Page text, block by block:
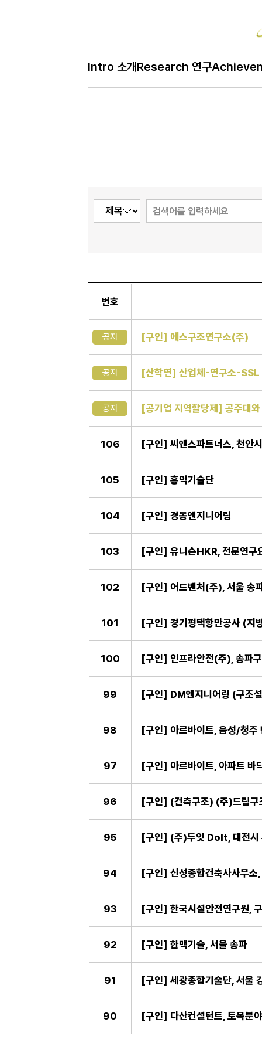
Intro 소개 Research 연구
번호
공지 [구인] 에스구조연구소(주)
공지 [산학연] 산업체-연구소-SSL
공지 [공기업 지역할당제] 공주대
106 [구인] 씨앤스파트너스, 천안
105 [구인] 홍익기술단
104 [구인] 경동엔지니어링
103 [구인] 유니슨HKR, 전문연구
102 [구인] 어드벤처(주), 서울 송
101 [구인] 경기평택항만공사 (지
100 [구인] 인프라안전(주), 송파구
99
98 [구인] 아르바이트, 음성/청주
97 [구인] 아르바이트, 아파트 바
96 [구인] (건축구조) (주)드림구
95 [구인] (주)두잇 DoIt, 대전시
94 [구인] 신성종합건축사사무소
93 [구인] 한국시설안전연구원,
92 [구인] 한맥기술, 서울 송파
91 [구인] 세광종합기술단, 서울
90 [구인] 다산컨설턴트, 토목분